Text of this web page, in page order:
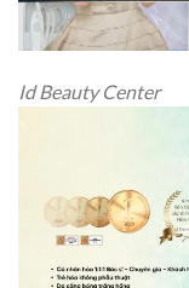
Id Beauty Center